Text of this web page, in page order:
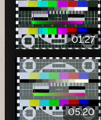
01:27
05:20